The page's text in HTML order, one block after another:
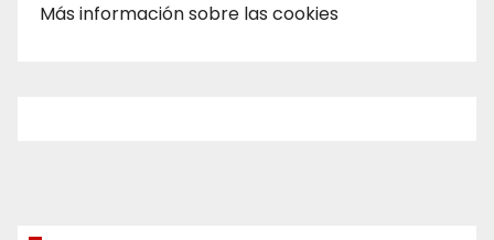
Más información sobre las cookies